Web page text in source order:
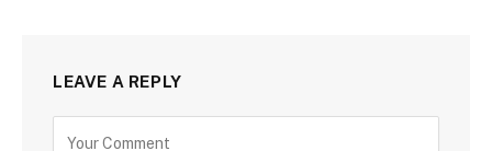
LEAVE A REPLY